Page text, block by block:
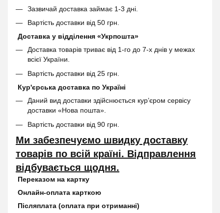
Зазвичай доставка займає 1-3 дні.
Вартість доставки від 50 грн.
Доставка у відділення «Укрпошта»
Доставка товарів триває від 1-го до 7-х днів у межах
всієї України.
Вартість доставки від 25 грн.
Кур'єрська доставка по Україні
Даний вид доставки здійснюється кур’єром сервісу
доставки «Нова пошта».
Вартість доставки від 90 грн.
Ми забезпечуємо швидку доставку
товарів по всій країні. Відправлення
відбувається щодня.
Переказом на картку
Онлайн-оплата карткою
Післяплата (оплата при отриманні)